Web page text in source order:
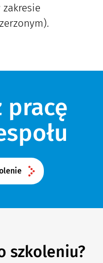
pracę
szkoleniu?